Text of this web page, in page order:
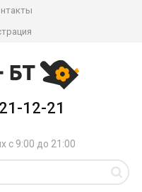
12-21
с 9:00 до 21:00